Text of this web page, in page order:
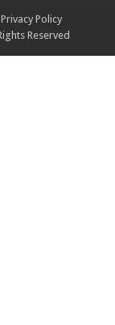
Policy
Reserved